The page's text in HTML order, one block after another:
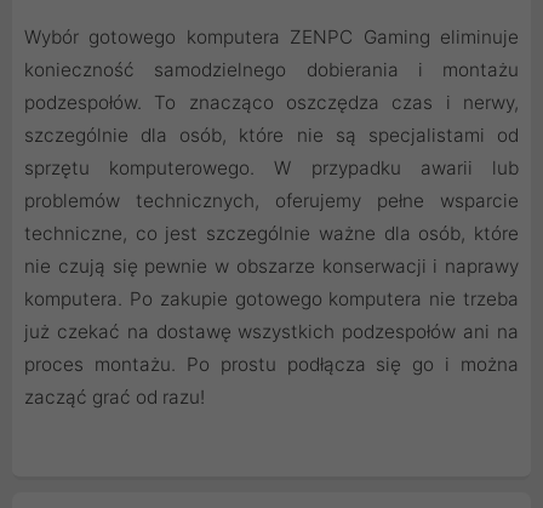
Wybór gotowego komputera ZENPC Gaming eliminuje
konieczność samodzielnego dobierania i montażu
podzespołów. To znacząco oszczędza czas i nerwy,
szczególnie dla osób, które nie są specjalistami od
sprzętu komputerowego. W przypadku awarii lub
problemów technicznych, oferujemy pełne wsparcie
techniczne, co jest szczególnie ważne dla osób, które
nie czują się pewnie w obszarze konserwacji i naprawy
komputera. Po zakupie gotowego komputera nie trzeba
już czekać na dostawę wszystkich podzespołów ani na
proces montażu. Po prostu podłącza się go i można
zacząć grać od razu!